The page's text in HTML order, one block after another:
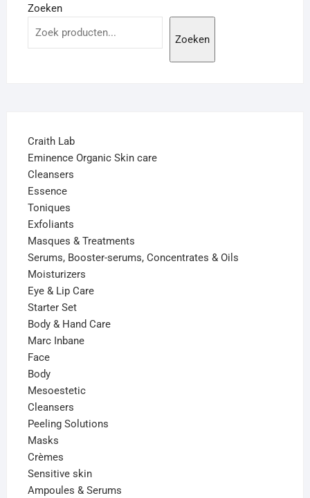
Zoeken
Zoeken
Craith Lab
Eminence Organic Skin care
Cleansers
Essence
Toniques
Exfoliants
Masques & Treatments
Serums, Booster-serums, Concentrates & Oils
Moisturizers
Eye & Lip Care
Starter Set
Body & Hand Care
Marc Inbane
Face
Body
Mesoestetic
Cleansers
Peeling Solutions
Masks
Crèmes
Sensitive skin
Ampoules & Serums